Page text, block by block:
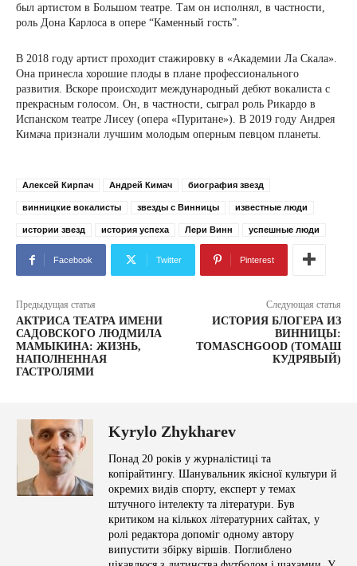
был артистом в Большом театре. Там он исполнял, в частности,
роль Дона Карлоса в опере “Каменный гость”.
В 2018 году артист проходит стажировку в «Академии Ла Скала».
Она принесла хорошие плоды в плане профессионального
развития. Вскоре происходит международный дебют вокалиста с
прекрасным голосом. Он, в частности, сыграл роль Рикардо в
Испанском театре Лисеу (опера «Пуритане»). В 2019 году Андрея
Кимача признали лучшим молодым оперным певцом планеты.
Алексей Кирпач Андрей Кимач биография звезд
винницкие вокалисты звезды с Винницы известные люди
истории звезд история успеха Лери Винн успешные люди
Facebook Twitter Pinterest
Предыдущая статья
АКТРИСА ТЕАТРА ИМЕНИ
САДОВСКОГО ЛЮДМИЛА
МАМЫКИНА: ЖИЗНЬ,
НАПОЛНЕННАЯ
ГАСТРОЛЯМИ
Следующая статья
ИСТОРИЯ БЛОГЕРА ИЗ
ВИННИЦЫ:
TOMASCHGOOD (ТОМАШ
КУДРЯВЫЙ)
Kyrylo Zhykharev
Понад 20 років у журналістиці та
копірайтингу. Шанувальник якісної культури й
окремих видів спорту, експерт у темах
штучного інтелекту та літератури. Був
критиком на кількох літературних сайтах, у
ролі редактора допоміг одному автору
випустити збірку віршів. Поглиблено